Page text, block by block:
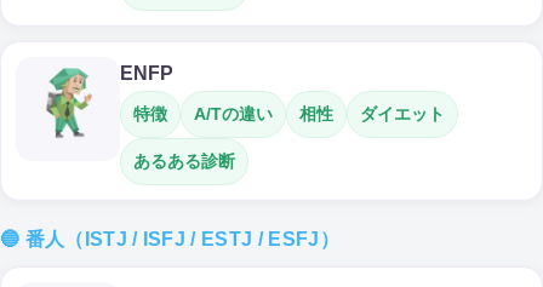
ENFP
特徴 A/Tの違い 相性 ダイエット
あるある診断
🔵 番人（ISTJ / ISFJ / ESTJ / ESFJ）